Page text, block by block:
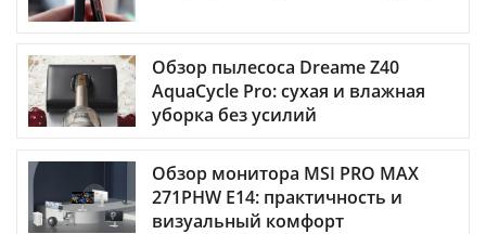
Обзор пылесоса Dreame Z40
AquaCycle Pro: сухая и влажная
уборка без усилий
Обзор монитора MSI PRO MAX
271PHW E14: практичность и
визуальный комфорт